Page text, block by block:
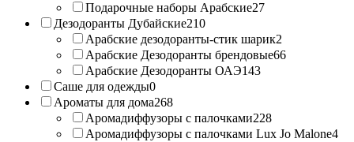
Подарочные наборы Арабские27
Дезодоранты Дубайские210
Арабские дезодоранты-стик шарик2
Арабские Дезодоранты брендовые66
Арабские Дезодоранты ОАЭ143
Саше для одежды0
Ароматы для дома268
Аромадиффузоры с палочками228
Аромадиффузоры с палочками Lux Jo Malone4